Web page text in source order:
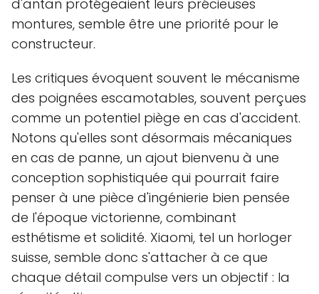
d'antan protégeaient leurs précieuses
montures, semble être une priorité pour le
constructeur.
Les critiques évoquent souvent le mécanisme
des poignées escamotables, souvent perçues
comme un potentiel piège en cas d'accident.
Notons qu'elles sont désormais mécaniques
en cas de panne, un ajout bienvenu à une
conception sophistiquée qui pourrait faire
penser à une pièce d'ingénierie bien pensée
de l'époque victorienne, combinant
esthétisme et solidité. Xiaomi, tel un horloger
suisse, semble donc s'attacher à ce que
chaque détail compulse vers un objectif : la